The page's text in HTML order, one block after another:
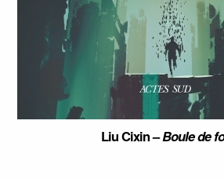
Liu Cixin –Boule de